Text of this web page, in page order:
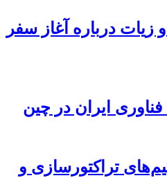
زیات درباره آغاز سفر
فناوری ایران در چین
تراکتورسازی و